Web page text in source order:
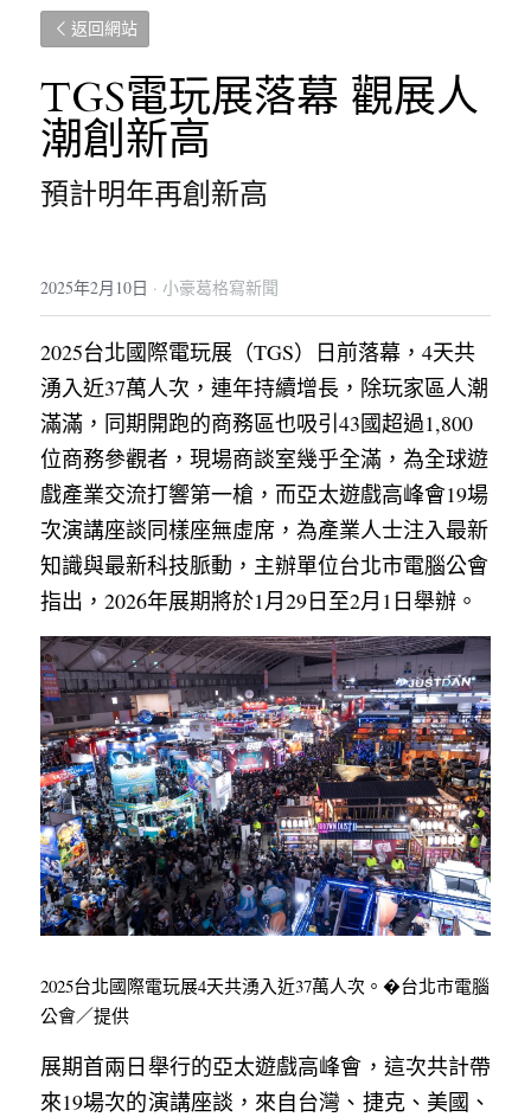
返回網站
TGS電玩展落幕 觀展人
潮創新高
預計明年再創新高
2025年2月10日 · 小豪葛格寫新聞
2025台北國際電玩展（TGS）日前落幕，4天共
湧入近37萬人次，連年持續增長，除玩家區人潮
滿滿，同期開跑的商務區也吸引43國超過1,800
位商務參觀者，現場商談室幾乎全滿，為全球遊
戲產業交流打響第一槍，而亞太遊戲高峰會19場
次演講座談同樣座無虛席，為產業人士注入最新
知識與最新科技脈動，主辦單位台北市電腦公會
指出，2026年展期將於1月29日至2月1日舉辦。
2025台北國際電玩展4天共湧入近37萬人次。�台北市電腦
公會／提供
展期首兩日舉行的亞太遊戲高峰會，這次共計帶
來19場次的演講座談，來自台灣、捷克、美國、